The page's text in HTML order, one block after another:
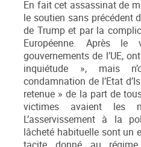
En fait cet assassinat de
le soutien sans précédent
de Trump et par la
Européenne. Après le
gouvernements de l’UE,
inquiétude », mais
condamnation de l’Etat
retenue » de la part de
victimes avaient les
L’asservissement à la
lâcheté habituelle sont un